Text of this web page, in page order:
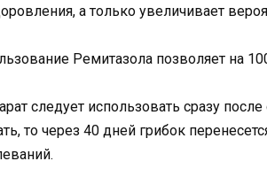
а только увеличивает
Ремитазола позволяет на
следует использовать сразу
то через 40 дней грибок